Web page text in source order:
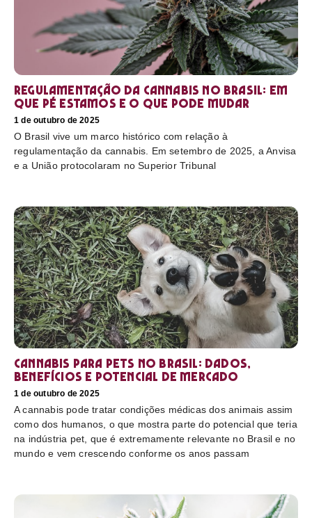
Regulamentação da cannabis no Brasil: em
que pé estamos e o que pode mudar
1 de outubro de 2025
O Brasil vive um marco histórico com relação à
regulamentação da cannabis. Em setembro de 2025, a Anvisa
e a União protocolaram no Superior Tribunal
Cannabis para pets no Brasil: dados,
benefícios e potencial de mercado
1 de outubro de 2025
A cannabis pode tratar condições médicas dos animais assim
como dos humanos, o que mostra parte do potencial que teria
na indústria pet, que é extremamente relevante no Brasil e no
mundo e vem crescendo conforme os anos passam